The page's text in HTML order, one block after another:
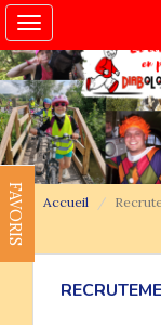
Toggle
navigation
FAVORIS Accueil